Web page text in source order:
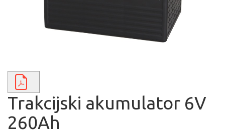
Trakcijski akumulator 6V
260Ah